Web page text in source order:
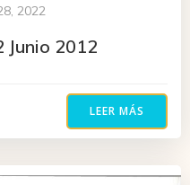
2022
Junio 2012
LEER MÁS